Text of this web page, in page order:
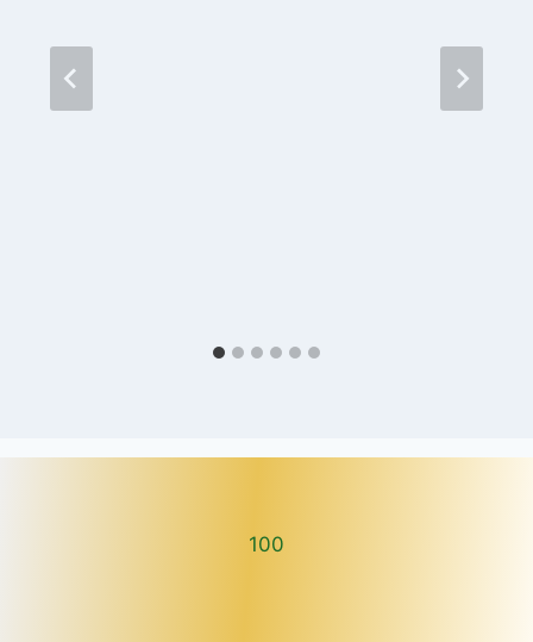
100